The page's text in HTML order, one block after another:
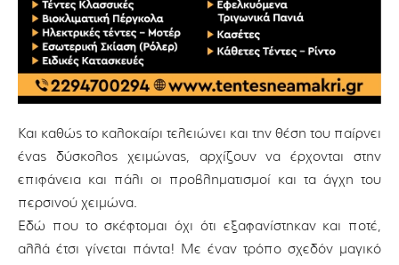
Και καθώς το καλοκαίρι τελειώνει και την θέση του παίρνει
ένας δύσκολος χειμώνας, αρχίζουν να έρχονται στην
επιφάνεια και πάλι οι προβληματισμοί και τα άγχη του
περσινού χειμώνα.
Εδώ που το σκέφτομαι όχι ότι εξαφανίστηκαν και ποτέ,
αλλά έτσι γίνεται πάντα! Με έναν τρόπο σχεδόν μαγικό